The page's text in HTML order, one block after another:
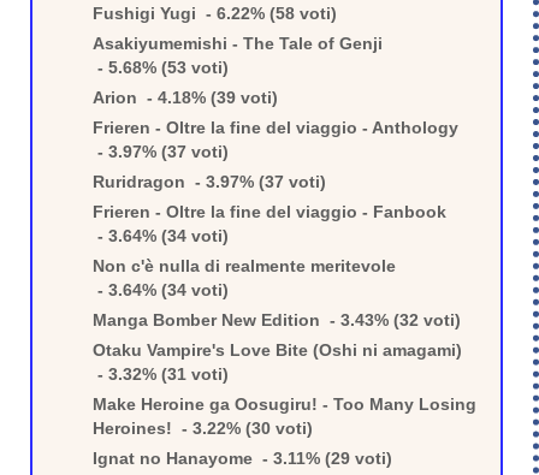
Fushigi Yugi - 6.22% (58 voti)
Asakiyumemishi - The Tale of Genji
- 5.68% (53 voti)
Arion - 4.18% (39 voti)
Frieren - Oltre la fine del viaggio - Anthology
- 3.97% (37 voti)
Ruridragon - 3.97% (37 voti)
Frieren - Oltre la fine del viaggio - Fanbook
- 3.64% (34 voti)
Non c'è nulla di realmente meritevole
- 3.64% (34 voti)
Manga Bomber New Edition - 3.43% (32 voti)
Otaku Vampire's Love Bite (Oshi ni amagami)
- 3.32% (31 voti)
Make Heroine ga Oosugiru! - Too Many Losing
Heroines! - 3.22% (30 voti)
Ignat no Hanayome - 3.11% (29 voti)